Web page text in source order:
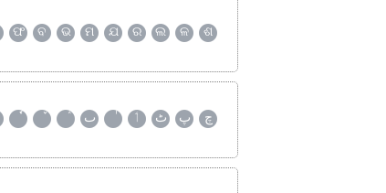
ଫ ବ ଭ ମ ଯ ର ଲ ଳ
ଶ
ٮ ٲ ٹ پ
چ